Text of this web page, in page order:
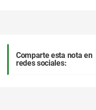
Comparte esta nota en
redes sociales: